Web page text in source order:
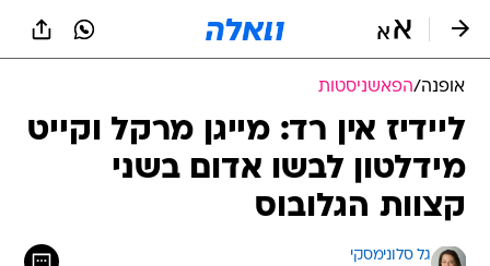
אופנה/הפאשניסטות
ליידיז אין רד: מייגן מרקל וקייט
מידלטון לבשו אדום בשני
קצוות הגלובוס
גל סלונימסקי